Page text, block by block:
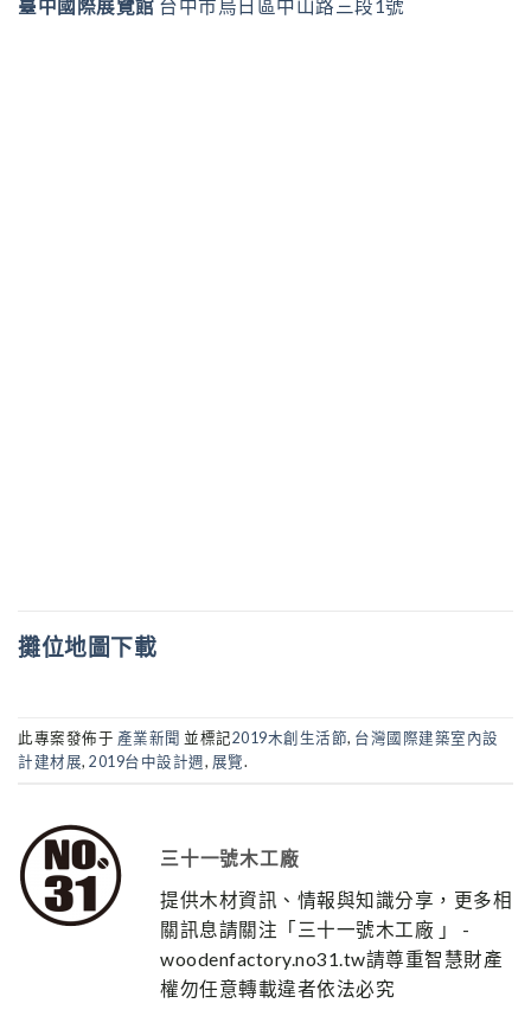
臺中國際展覽館 台中市烏日區中山路三段1號
攤位地圖下載
此專案發佈于 產業新聞 並標記2019木創生活節, 台灣國際建築室內設
計建材展, 2019台中設計週, 展覽.
三十一號木工廠
提供木材資訊、情報與知識分享，更多相
關訊息請關注「三十一號木工廠 」 -
woodenfactory.no31.tw請尊重智慧財產
權勿任意轉載違者依法必究